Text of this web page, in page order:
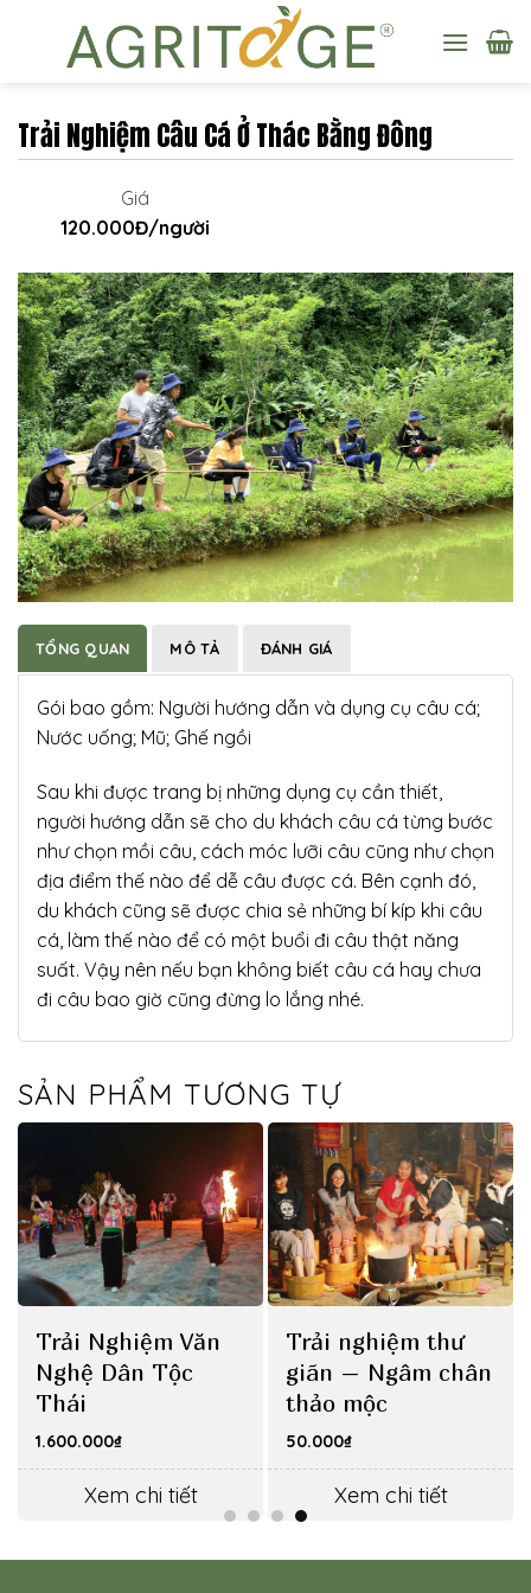
content
Trải Nghiệm Câu Cá Ở Thác Bằng Đông
Giá
120.000Đ/người
TỔNG QUAN MÔ TẢ ĐÁNH GIÁ
Gói bao gồm: Người hướng dẫn và dụng cụ câu cá;
Nước uống; Mũ; Ghế ngồi
Sau khi được trang bị những dụng cụ cần thiết,
người hướng dẫn sẽ cho du khách câu cá từng bước
như chọn mồi câu, cách móc lưỡi câu cũng như chọn
địa điểm thế nào để dễ câu được cá. Bên cạnh đó,
du khách cũng sẽ được chia sẻ những bí kíp khi câu
cá, làm thế nào để có một buổi đi câu thật năng
suất. Vậy nên nếu bạn không biết câu cá hay chưa
đi câu bao giờ cũng đừng lo lắng nhé.
SẢN PHẨM TƯƠNG TỰ
Trải nghiệm thư
giãn – Ngâm chân
thảo mộc
50.000₫
Xem chi tiết
Trải Nghiệm Văn
Nghệ Dân Tộc
Thái
1.600.000₫
Xem chi tiết